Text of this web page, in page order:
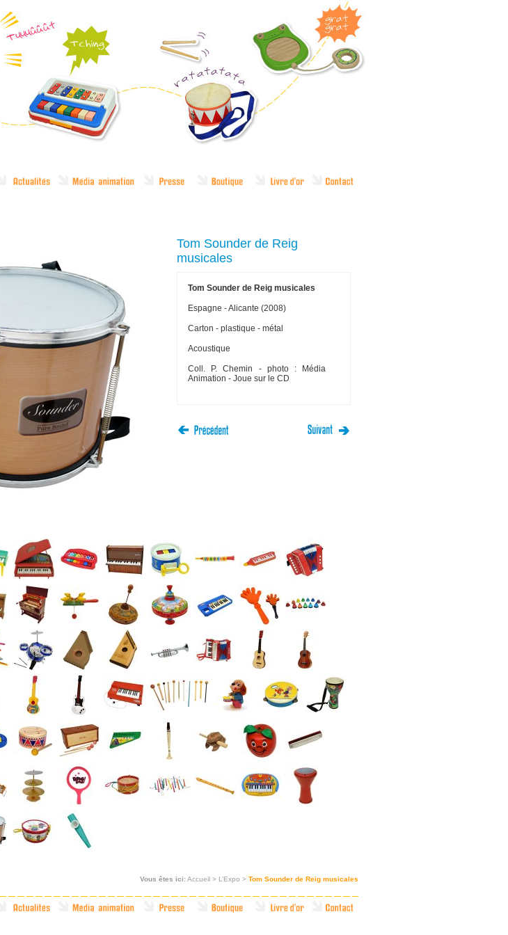
Tom Sounder de Reig
musicales
Tom Sounder de Reig musicales
Espagne - Alicante (2008)
Carton - plastique - métal
Acoustique
Coll. P. Chemin - photo : Média
Animation - Joue sur le CD
Vous êtes ici:Accueil > L’Expo > Tom Sounder de Reig musicales